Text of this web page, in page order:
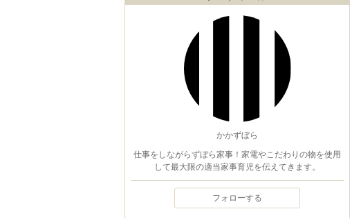
かかずぼら
仕事をしながらずぼら家事！家電やこだわりの物を使用
して最大限の適当家事育児を伝えてきます。
フォローする